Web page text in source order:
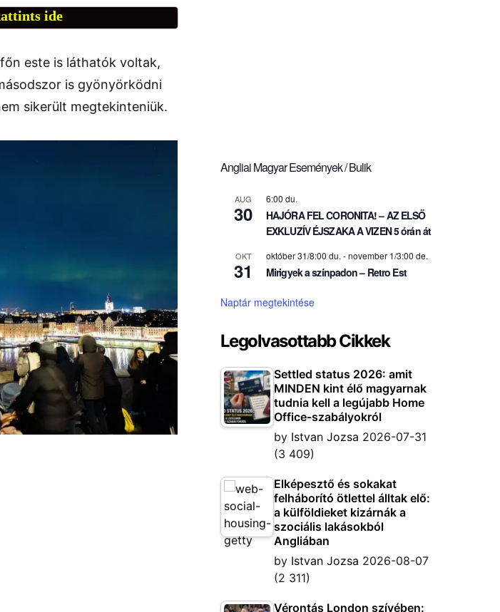
ide
este is láthatók voltak,
is gyönyörködni
sikerült megtekinteniük.
Angliai Magyar Események / Bulik
AUG
30
6:00 du.
HAJÓRA FEL CORONITA! – AZ ELSŐ
EXKLUZÍV ÉJSZAKA A VIZEN 5 órán át
OKT
31
október 31/8:00 du. -november 1/3:00 de.
Mirigyek a színpadon – Retro Est
Naptár megtekintése
Legolvasottabb Cikkek
Settled status 2026: amit
MINDEN kint élő magyarnak
tudnia kell a legújabb Home
Office-szabályokról
by Istvan Jozsa 2026-07-31
(3 409)
Elképesztő és sokakat
felháborító ötlettel álltak elő:
a külföldieket kizárnák a
szociális lakásokból
Angliában
by Istvan Jozsa 2026-08-07
(2 311)
Vérontás London szívében: